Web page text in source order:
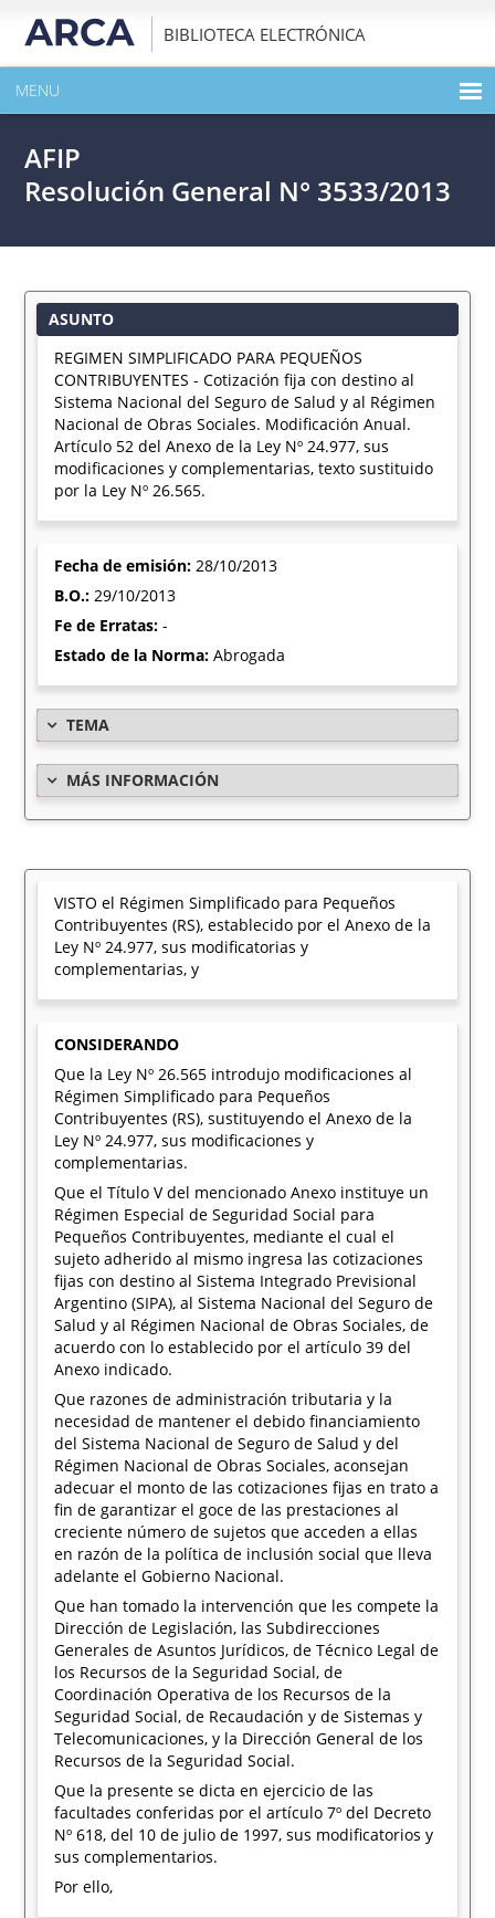
BIBLIOTECA ELECTRÓNICA
MENU
EXPANDIR TODO EL CONTENIDO DE LA PUBLICACIÓN
AFIP
Resolución General N° 3533/2013
ASUNTO
REGIMEN SIMPLIFICADO PARA PEQUEÑOS
CONTRIBUYENTES - Cotización fija con destino al
Sistema Nacional del Seguro de Salud y al Régimen
Nacional de Obras Sociales. Modificación Anual.
Artículo 52 del Anexo de la Ley Nº 24.977, sus
modificaciones y complementarias, texto sustituido
por la Ley Nº 26.565.
Fecha de emisión:28/10/2013
B.O.:29/10/2013
Fe de Erratas:-
Estado de la Norma:Abrogada
TEMA
MÁS INFORMACIÓN
VISTO el Régimen Simplificado para Pequeños
Contribuyentes (RS), establecido por el Anexo de la
Ley Nº 24.977, sus modificatorias y
complementarias, y
CONSIDERANDO
Que la Ley Nº 26.565 introdujo modificaciones al
Régimen Simplificado para Pequeños
Contribuyentes (RS), sustituyendo el Anexo de la
Ley Nº 24.977, sus modificaciones y
complementarias.
Que el Título V del mencionado Anexo instituye un
Régimen Especial de Seguridad Social para
Pequeños Contribuyentes, mediante el cual el
sujeto adherido al mismo ingresa las cotizaciones
fijas con destino al Sistema Integrado Previsional
Argentino (SIPA), al Sistema Nacional del Seguro de
Salud y al Régimen Nacional de Obras Sociales, de
acuerdo con lo establecido por el artículo 39 del
Anexo indicado.
Que razones de administración tributaria y la
necesidad de mantener el debido financiamiento
del Sistema Nacional de Seguro de Salud y del
Régimen Nacional de Obras Sociales, aconsejan
adecuar el monto de las cotizaciones fijas en trato a
fin de garantizar el goce de las prestaciones al
creciente número de sujetos que acceden a ellas
en razón de la política de inclusión social que lleva
adelante el Gobierno Nacional.
Que han tomado la intervención que les compete la
Dirección de Legislación, las Subdirecciones
Generales de Asuntos Jurídicos, de Técnico Legal de
los Recursos de la Seguridad Social, de
Coordinación Operativa de los Recursos de la
Seguridad Social, de Recaudación y de Sistemas y
Telecomunicaciones, y la Dirección General de los
Recursos de la Seguridad Social.
Que la presente se dicta en ejercicio de las
facultades conferidas por el artículo 7º del Decreto
Nº 618, del 10 de julio de 1997, sus modificatorios y
sus complementarios.
Por ello,